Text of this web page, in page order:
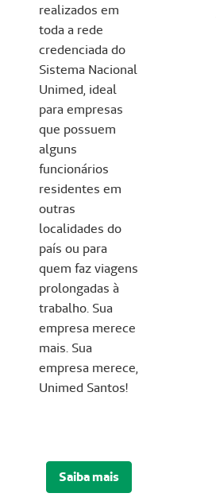
realizados em
toda a rede
credenciada do
Sistema Nacional
Unimed, ideal
para empresas
que possuem
alguns
funcionários
residentes em
outras
localidades do
país ou para
quem faz viagens
prolongadas à
trabalho. Sua
empresa merece
mais. Sua
empresa merece,
Unimed Santos!
Saiba mais